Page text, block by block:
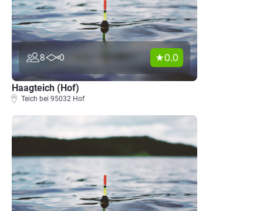
8 0 0.0
Haagteich (Hof)
Teich bei 95032 Hof